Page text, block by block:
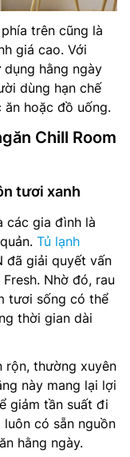
trên cũng là
giá cao. Với
hằng ngày
dùng hạn chế
hoặc đồ uống.
Chill Room
tươi xanh
các gia đình là
Tủ lạnh
đã giải quyết vấn
Nhờ đó, rau
tươi sống có thể
thời gian dài
thường xuyên
này mang lại lợi
giảm tần suất đi
có sẵn nguồn
hằng ngày.